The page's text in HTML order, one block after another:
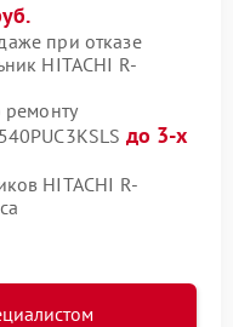
при отказе
HITACHI R-
до 3-х
HITACHI R-